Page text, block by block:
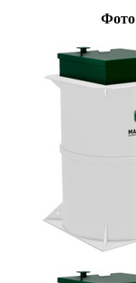
Фото